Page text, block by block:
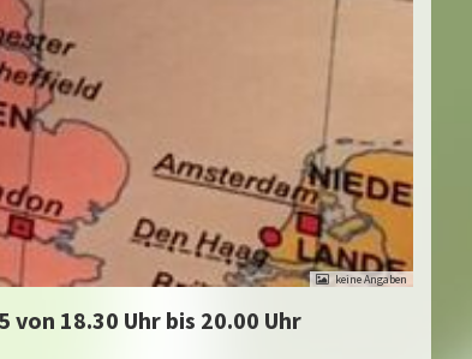
von 18.30 Uhr bis 20.00 Uhr